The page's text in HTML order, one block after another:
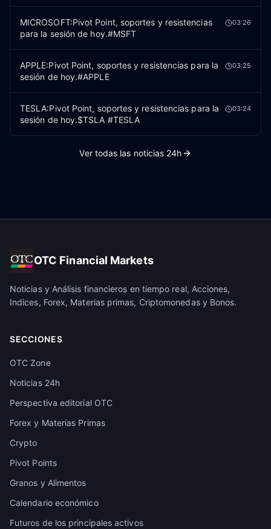
MICROSOFT:Pivot Point, soportes y resistencias
para la sesión de hoy.#MSFT
03:26
APPLE:Pivot Point, soportes y resistencias para la
sesión de hoy.#APPLE
03:25
TESLA:Pivot Point, soportes y resistencias para la
sesión de hoy.$TSLA #TESLA
03:24
Ver todas las noticias 24h
OTC Financial Markets
Noticias y Análisis financieros en tiempo real, Acciones,
Indices, Forex, Materias primas, Criptomonedas y Bonos.
SECCIONES
OTC Zone
Noticias 24h
Perspectiva editorial OTC
Forex y Materias Primas
Crypto
Pivot Points
Granos y Alimentos
Calendario económico
Futuros de los principales activos